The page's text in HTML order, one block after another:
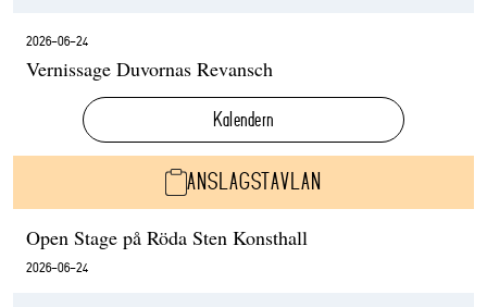
2026-06-24
Vernissage Duvornas Revansch
Kalendern
ANSLAGSTAVLAN
Open Stage på Röda Sten Konsthall
2026-06-24